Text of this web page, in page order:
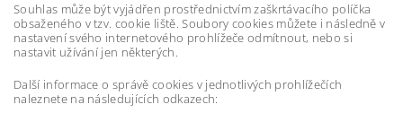
Souhlas může být vyjádřen prostřednictvím zaškrtávacího políčka
obsaženého v tzv. cookie liště. Soubory cookies můžete i následně v
nastavení svého internetového prohlížeče odmítnout, nebo si
nastavit užívání jen některých.
Další informace o správě cookies v jednotlivých prohlížečích
naleznete na následujících odkazech: